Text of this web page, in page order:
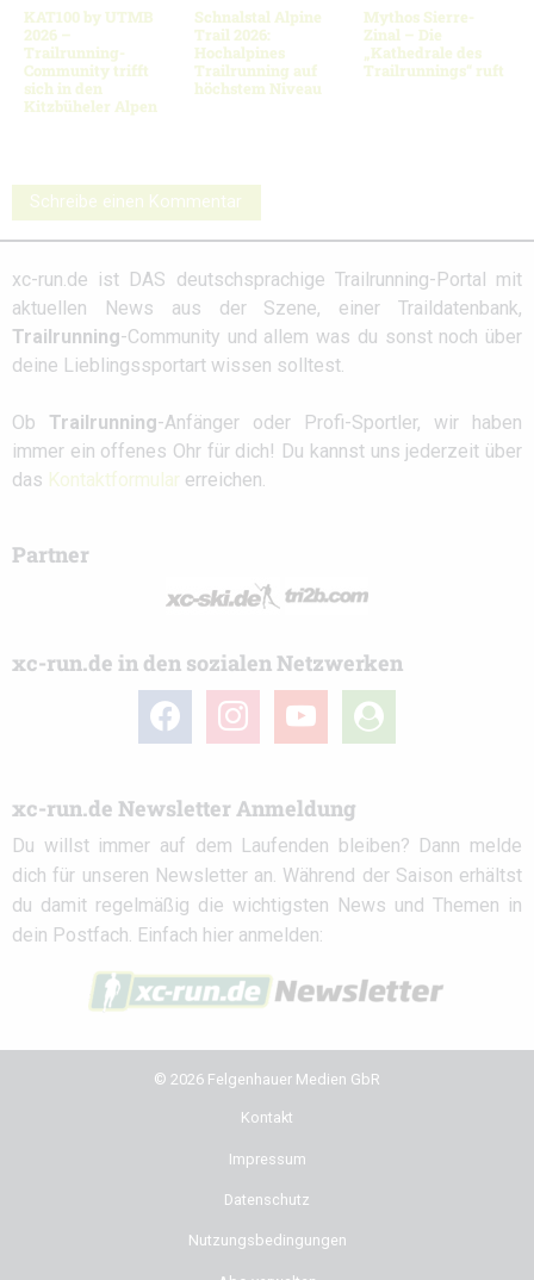
KAT100 by UTMB
2026 –
Trailrunning-
Community trifft
sich in den
Kitzbüheler Alpen
Schnalstal Alpine
Trail 2026:
Hochalpines
Trailrunning auf
höchstem Niveau
Mythos Sierre-
Zinal – Die
„Kathedrale des
Trailrunnings“ ruft
Schreibe einen Kommentar
xc-run.de ist DAS deutschsprachige Trailrunning-Portal mit
aktuellen News aus der Szene, einer Traildatenbank,
Trailrunning-Community und allem was du sonst noch über
deine Lieblingssportart wissen solltest.
Ob Trailrunning-Anfänger oder Profi-Sportler, wir haben
immer ein offenes Ohr für dich! Du kannst uns jederzeit über
das Kontaktformular erreichen.
Partner
xc-run.de in den sozialen Netzwerken
facebook instagramyoutube
user-
circle
xc-run.de Newsletter Anmeldung
Du willst immer auf dem Laufenden bleiben? Dann melde
dich für unseren Newsletter an. Während der Saison erhältst
du damit regelmäßig die wichtigsten News und Themen in
dein Postfach. Einfach hier anmelden:
© 2026 Felgenhauer Medien GbR
Kontakt
Impressum
Datenschutz
Nutzungsbedingungen